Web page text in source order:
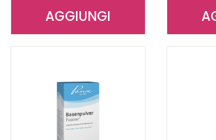
AGGIUNGIAGGIUNGI ALKIMO
CARRELLO